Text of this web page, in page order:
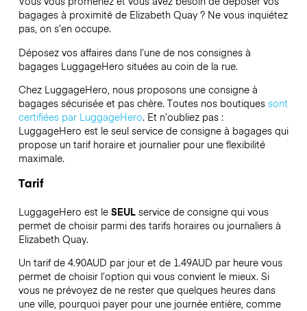
bagages à proximité de Elizabeth Quay ? Ne vous inquiétez
pas, on s’en occupe.
Déposez vos affaires dans l’une de nos consignes à
bagages LuggageHero situées au coin de la rue.
Chez LuggageHero, nous proposons une consigne à
bagages sécurisée et pas chère. Toutes nos boutiques sont
certifiées par LuggageHero. Et n’oubliez pas :
LuggageHero est le seul service de consigne à bagages qui
propose un tarif horaire et journalier pour une flexibilité
maximale.
Tarif
LuggageHero est le SEULservice de consigne qui vous
permet de choisir parmi des tarifs horaires ou journaliers à
Elizabeth Quay.
Un tarif de 4.90AUD par jour et de 1.49AUD par heure vous
permet de choisir l’option qui vous convient le mieux. Si
vous ne prévoyez de ne rester que quelques heures dans
une ville, pourquoi payer pour une journée entière, comme